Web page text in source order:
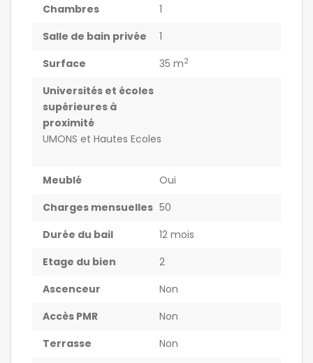
Chambres
1
Salle de bain privée
1
Surface
35 m2
Universités et écoles
supérieures à
proximité
UMONS et Hautes Ecoles
Meublé
Oui
Charges mensuelles 50
Durée du bail
12 mois
Etage du bien
2
Ascenceur
Non
Accès PMR
Non
Terrasse
Non